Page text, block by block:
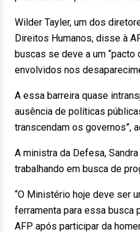
Wilder Tayler, um dos
Direitos Humanos, disse à
buscas se deve a um “pacto
envolvidos nos
A essa barreira quase
ausência de políticas
transcendam os governos”,
A ministra da Defesa,
trabalhando em busca de
“O Ministério hoje deve ser
ferramenta para essa busca
AFP após participar da